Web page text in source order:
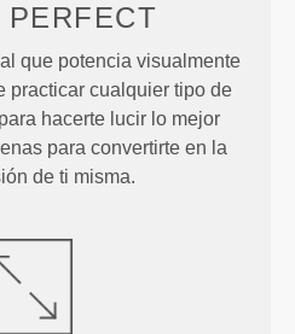
PERFECT
que potencia visualmente
practicar cualquier tipo de
hacerte lucir lo mejor
para convertirte en la
de ti misma.